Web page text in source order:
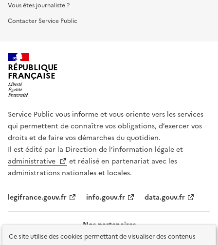
Ce site utilise des cookies permettant de visualiser des contenus
Vous êtes journaliste ?
Contacter Service Public
RÉPUBLIQUE
FRANÇAISE
Service Public vous informe et vous oriente vers les services
qui permettent de connaître vos obligations, d’exercer vos
droits et de faire vos démarches du quotidien.
Il est édité par la Direction de l’information légale et
administrative
et réalisé en partenariat avec les
administrations nationales et locales.
legifrance.gouv.fr info.gouv.fr data.gouv.fr
Nos partenaires